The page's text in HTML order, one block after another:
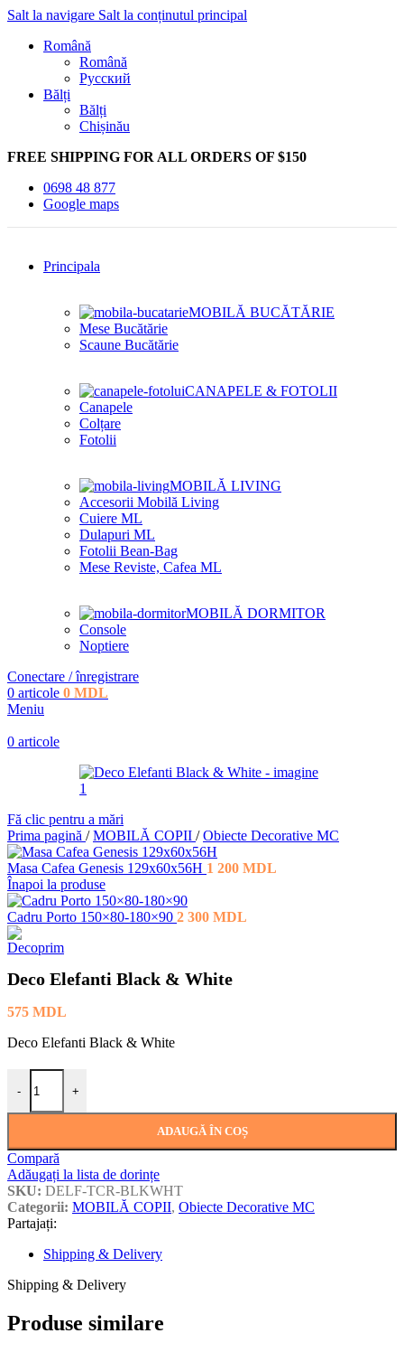
Salt la navigare Salt la conținutul principal
Română
Română
Русский
Bălți
Bălți
Chișinău
FREE SHIPPING FOR ALL ORDERS OF $150
0698 48 877
Google maps
Principala
MOBILĂ BUCĂTĂRIE
Mese Bucătărie
Scaune Bucătărie
CANAPELE & FOTOLII
Canapele
Colțare
Fotolii
MOBILĂ LIVING
Accesorii Mobilă Living
Cuiere ML
Dulapuri ML
Fotolii Bean-Bag
Mese Reviste, Cafea ML
MOBILĂ DORMITOR
Console
Noptiere
Conectare / înregistrare
0 articole 0 MDL
Meniu
0 articole
Fă clic pentru a mări
Prima pagină / MOBILĂ COPII / Obiecte Decorative MC
Masa Cafea Genesis 129x60x56H 1 200 MDL
Înapoi la produse
Cadru Porto 150×80-180×90 2 300 MDL
Deco Elefanti Black & White
575 MDL
Deco Elefanti Black & White
-
Cantitate Deco Elefanti Black & White
+
ADAUGĂ ÎN COȘ
Compară
Adăugați la lista de dorințe
SKU: DELF-TCR-BLKWHT
Categorii: MOBILĂ COPII, Obiecte Decorative MC
Partajați:
Shipping & Delivery
Shipping & Delivery
Produse similare